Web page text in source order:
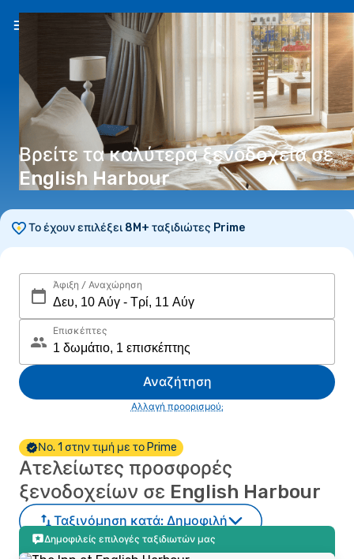
EL(€)
Βρείτε τα καλύτερα ξενοδοχεία σε
English Harbour
Το έχουν επιλέξει 8M+ ταξιδιώτες Prime
Άφιξη / Αναχώρηση
Επισκέπτες
Αναζήτηση
Αλλαγή προορισμού;
Νο. 1 στην τιμή με το Prime
Ατελείωτες προσφορές
ξενοδοχείων σε English Harbour
Ταξινόμηση κατά: Δημοφιλή
Δημοφιλείς επιλογές ταξιδιωτών μας